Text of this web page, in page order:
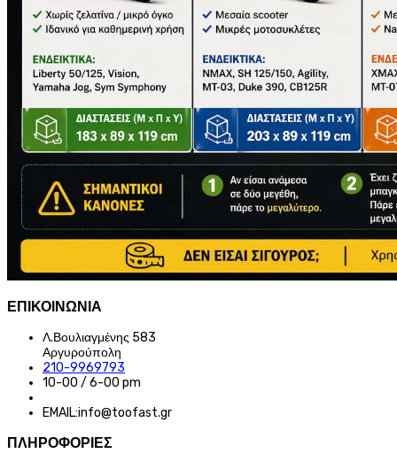
ΕΠΙΚΟΙΝΩΝΙΑ
Λ.Βουλιαγμένης 583
Αργυρούπολη
210-9969793
10-00 / 6-00 pm
EMAIL:info@toofast.gr
ΠΛΗΡΟΦΟΡΙΕΣ